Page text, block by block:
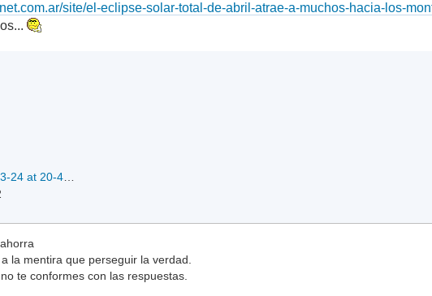
site/el-eclipse-solar-total-de-abril-atrae-a-muchos-hacia-los-
la mentira que perseguir la verdad.
te conformes con las respuestas.